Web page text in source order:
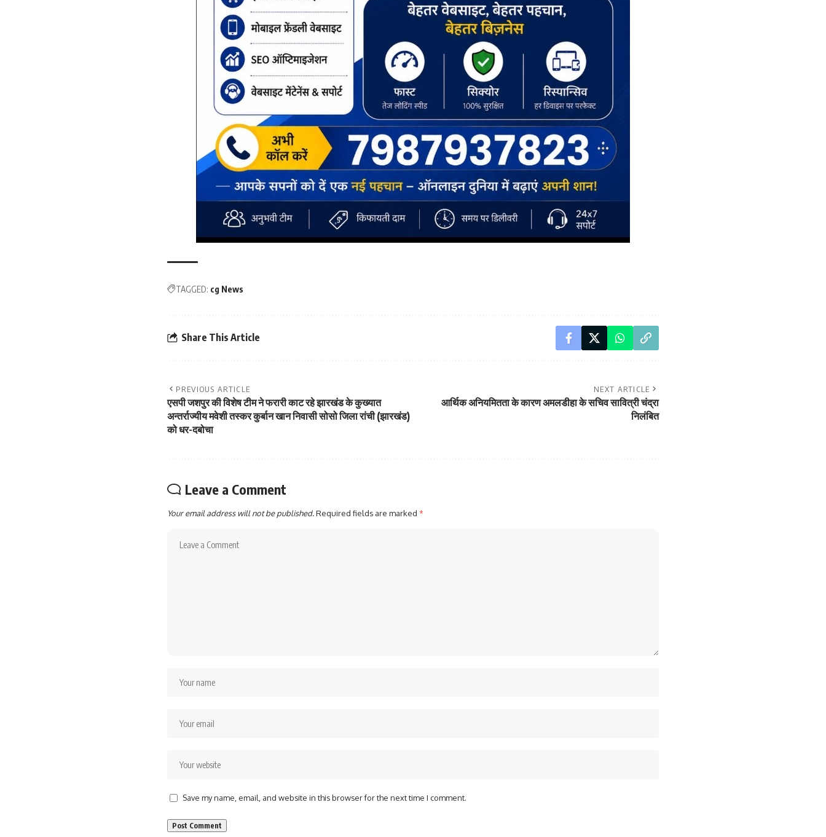
TAGGED: cg News
Share This Article
PREVIOUS ARTICLE
एसपी जशपुर की विशेष टीम ने फरारी काट रहे झारखंड के कुख्यात
अन्तर्राज्यीय मवेशी तस्कर कुर्बान खान निवासी सोसो जिला रांची (झारखंड)
को धर-दबोचा
NEXT ARTICLE
आर्थिक अनियमितता के कारण अमलडीहा के सचिव सावित्री चंद्रा
निलंबित
Leave a Comment
Your email address will not be published.Required fields are marked *
Save my name, email, and website in this browser for the next time I comment.